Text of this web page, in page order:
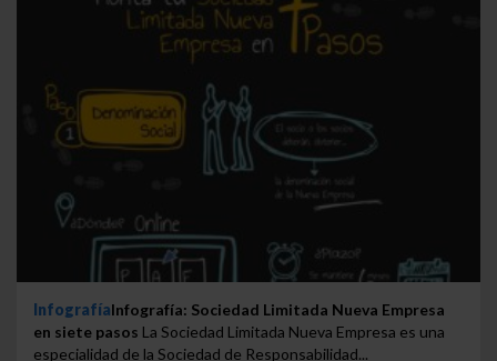
InfografíaInfografía: Sociedad Limitada Nueva Empresa
en siete pasos La Sociedad Limitada Nueva Empresa es una
especialidad de la Sociedad de Responsabilidad...